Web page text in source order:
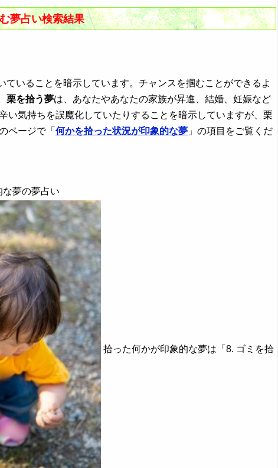
夢占い検索結果
いることを暗示しています。チャンスを掴むことができるよ
栗を拾う夢は、あなたやあなたの家族が昇進、結婚、妊娠など
気持ちを誤魔化していたりすることを暗示していますが、栗
ページで「何かを拾った状況が印象的な夢 」の項目をご覧くだ
夢の夢占い
拾った何かが印象的な夢は「8. ゴミを拾